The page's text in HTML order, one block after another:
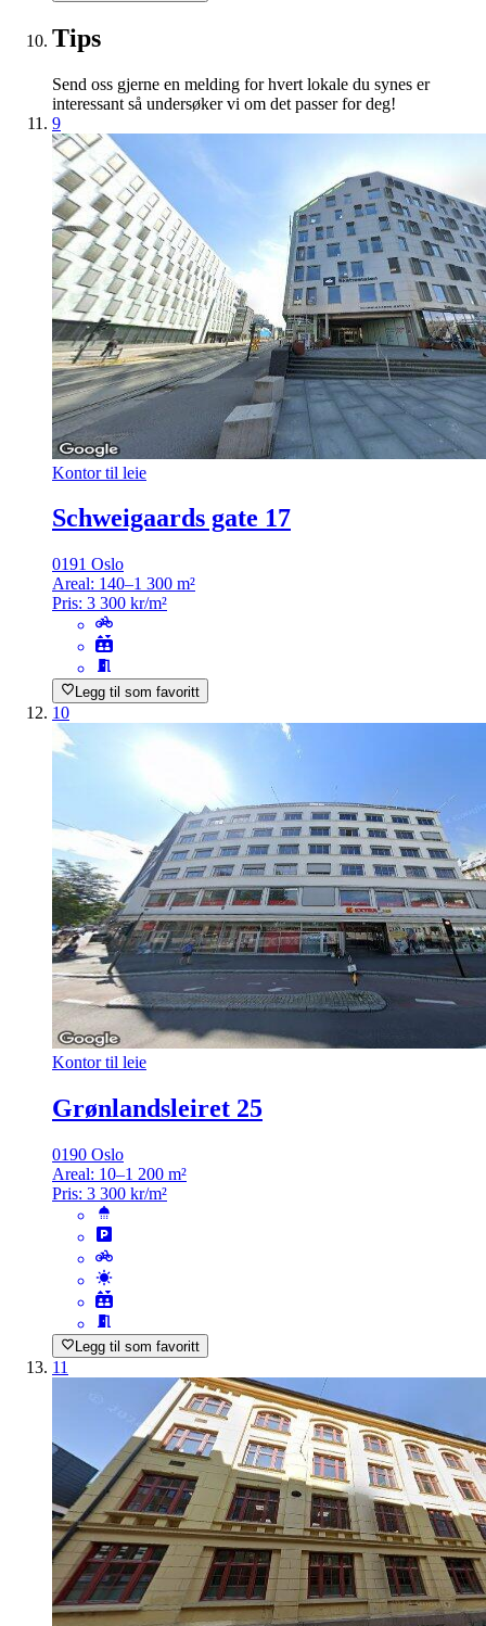
Tips
Send oss gjerne en melding for hvert lokale du synes er
interessant så undersøker vi om det passer for deg!
9
Kontor til leie
Schweigaards gate 17
0191 Oslo
Areal: 140–1 300 m²
Pris: 3 300 kr/m²
Legg til som favoritt
10
Kontor til leie
Grønlandsleiret 25
0190 Oslo
Areal: 10–1 200 m²
Pris: 3 300 kr/m²
Legg til som favoritt
11